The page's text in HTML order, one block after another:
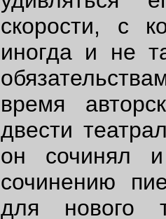
скорости, с
иногда и не
время
двести
он сочинял
сочинению
для нового